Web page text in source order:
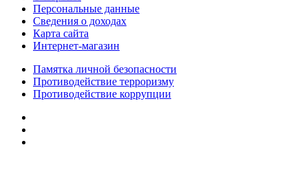
Персональные данные
Сведения о доходах
Карта сайта
Интернет-магазин
Памятка личной безопасности
Противодействие терроризму
Противодействие коррупции